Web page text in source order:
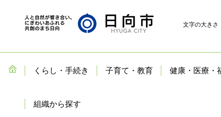
文字の大きさ
くらし・手続き 子育て・教育 健康・医療・
組織から探す